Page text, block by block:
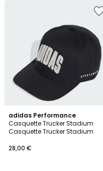
adidas Performance
Casquette Trucker Stadium
Casquette Trucker Stadium
28,00 €
4,5
/ 5